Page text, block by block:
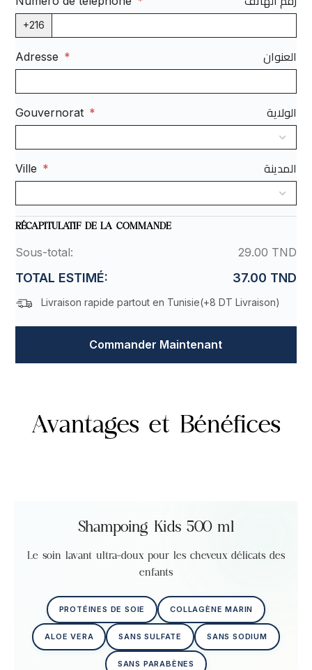
+216
Adresse * العنوان
Gouvernorat * الولاية
Ville * المدينة
RÉCAPITULATIF DE LA COMMANDE
Sous-total: 29.00 TND
TOTAL ESTIMÉ: 37.00 TND
Livraison rapide partout en Tunisie(+8 DT Livraison)
Commander Maintenant
Avantages et Bénéfices
Shampoing Kids 500 ml
Le soin lavant ultra-doux pour les cheveux délicats des
enfants
PROTÉINES DE SOIE COLLAGÈNE MARIN
ALOE VERA SANS SULFATE SANS SODIUM
SANS PARABÈNES